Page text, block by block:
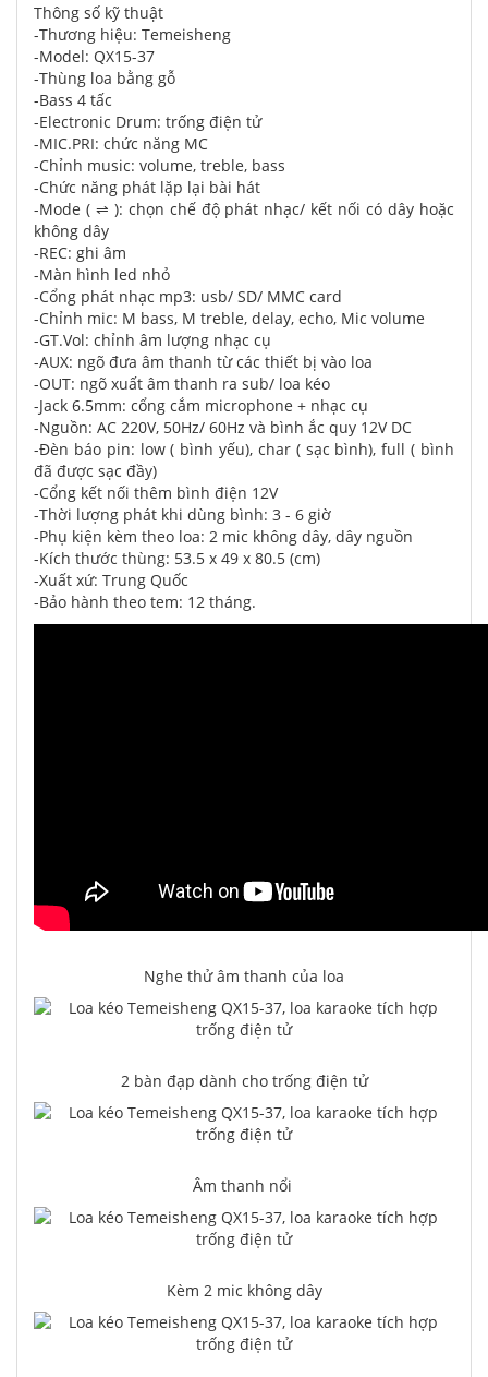
Thông số kỹ thuật
-Thương hiệu: Temeisheng
-Model: QX15-37
-Thùng loa bằng gỗ
-Bass 4 tấc
-Electronic Drum: trống điện tử
-MIC.PRI: chức năng MC
-Chỉnh music: volume, treble, bass
-Chức năng phát lặp lại bài hát
-Mode ( ⇌ ): chọn chế độ phát nhạc/ kết nối có dây hoặc
không dây
-REC: ghi âm
-Màn hình led nhỏ
-Cổng phát nhạc mp3: usb/ SD/ MMC card
-Chỉnh mic: M bass, M treble, delay, echo, Mic volume
-GT.Vol: chỉnh âm lượng nhạc cụ
-AUX: ngõ đưa âm thanh từ các thiết bị vào loa
-OUT: ngõ xuất âm thanh ra sub/ loa kéo
-Jack 6.5mm: cổng cắm microphone + nhạc cụ
-Nguồn: AC 220V, 50Hz/ 60Hz và bình ắc quy 12V DC
-Đèn báo pin: low ( bình yếu), char ( sạc bình), full ( bình
đã được sạc đầy)
-Cổng kết nối thêm bình điện 12V
-Thời lượng phát khi dùng bình: 3 - 6 giờ
-Phụ kiện kèm theo loa: 2 mic không dây, dây nguồn
-Kích thước thùng: 53.5 x 49 x 80.5 (cm)
-Xuất xứ: Trung Quốc
-Bảo hành theo tem: 12 tháng.
Nghe thử âm thanh của loa
2 bàn đạp dành cho trống điện tử
Âm thanh nổi
Kèm 2 mic không dây